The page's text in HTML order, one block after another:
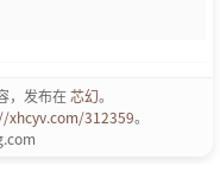
，发布在芯幻。
xhcyv.com/312359。